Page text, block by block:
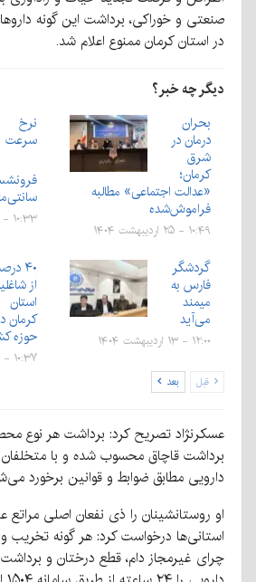
در استان کرمان ممنوع اعلام شد.
دیگر چه خبر؟
بحران
درمان در
شرق
کرمان؛
«عدالت اجتماعی» مطالبه
فراموش‌شده
۱۰:۴۹ - ۲۵ اردیبهشت ۱۴۰۴
نرخ
سرعت
۱۰:۳۳ - ۲۳ اردیبهشت ۱۴۰۴
گردشگر
فارس به
میمند
می‌آید
۱۲:۰۰ - ۱۳ اردیبهشت ۱۴۰۴
۴۰
از
استان
کرمان
حوزه
۱۰:۳۷ - ۶ اردیبهشت ۱۴۰۴
قبل بعد
عسکرنژاد تصریح کرد: برداشت هر نوع
برداشت قاچاق محسوب شده و با متخلفان
دارویی مطابق ضوابط و قوانین برخورد
او روستانشینان را ذی نفعان اصلی مراتع
استانی‌ها درخواست کرد: هر گونه تخریب
چرای غیرمجاز دام، قطع درختان و